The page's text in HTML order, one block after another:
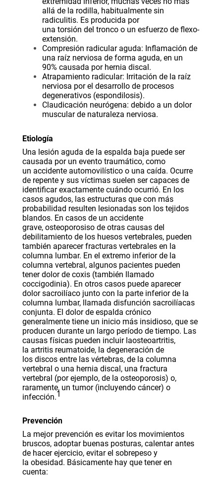
allá de la rodilla, habitualmente sin
radiculitis. Es producida por
una torsión del tronco o un esfuerzo de flexo-
extensión.
Compresión radicular aguda: Inflamación de
una raíz nerviosa de forma aguda, en un
90% causada por hernia discal.
Atrapamiento radicular: Irritación de la raíz
nerviosa por el desarrollo de procesos
degenerativos (espondilosis).
Claudicación neurógena: debido a un dolor
muscular de naturaleza nerviosa.
Etiología
Una lesión aguda de la espalda baja puede ser
causada por un evento traumático, como
un accidente automovilístico o una caída. Ocurre
de repente y sus víctimas suelen ser capaces de
identificar exactamente cuándo ocurrió. En los
casos agudos, las estructuras que con más
probabilidad resulten lesionadas son los tejidos
blandos. En casos de un accidente
grave, osteoporosiso de otras causas del
debilitamiento de los huesos vertebrales, pueden
también aparecer fracturas vertebrales en la
columna lumbar. En el extremo inferior de la
columna vertebral, algunos pacientes pueden
tener dolor de coxis (también llamado
coccigodinia). En otros casos puede aparecer
dolor sacroilíaco junto con la parte inferior de la
columna lumbar, llamada disfunción sacroilíacas
conjunta. El dolor de espalda crónico
generalmente tiene un inicio más insidioso, que se
producen durante un largo período de tiempo. Las
causas físicas pueden incluir laosteoartritis,
la artritis reumatoide, la degeneración de
los discos entre las vértebras, de la columna
vertebral o una hernia discal, una fractura
vertebral (por ejemplo, de la osteoporosis) o,
raramente, un tumor (incluyendo cáncer) o
infección.1
Prevención
La mejor prevención es evitar los movimientos
bruscos, adoptar buenas posturas, calentar antes
de hacer ejercicio, evitar el sobrepeso y
la obesidad. Básicamente hay que tener en
cuenta: